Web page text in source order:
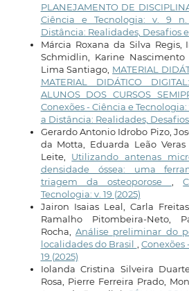
PLANEJAMENTO DE
Ciência e Tecnologia: v. 9 n.
Distância: Realidades, Desafios
Márcia Roxana da Silva Regis,
Schmidlin, Karine
Lima Santiago, MATERIAL
MATERIAL DIDÁTICO
ALUNOS DOS CURSOS
Conexões - Ciência e Tecnologia:
a Distância: Realidades,
Gerardo Antonio Idrobo Pizo,
da Motta, Eduarda Leão
Leite, Utilizando antenas
densidade óssea: uma
triagem da osteoporose
,
Tecnologia: v. 19 (2025)
Jairon Isaias Leal, Carla
Ramalho Pitombeira-Neto,
Rocha, Análise preliminar do
localidades do Brasil
Conexões
19 (2025)
Iolanda Cristina Silveira
Rosa, Pierre Ferreira Prado,